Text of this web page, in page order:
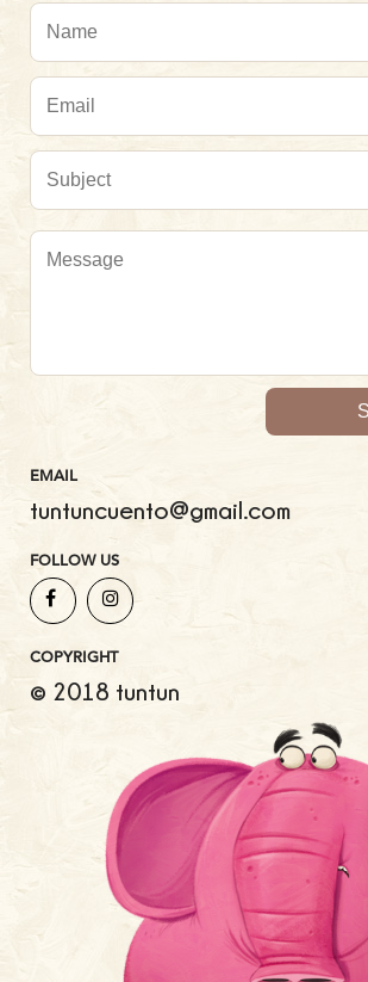
EMAIL
tuntuncuento@gmail.com
FOLLOW US
COPYRIGHT
© 2018 tuntun